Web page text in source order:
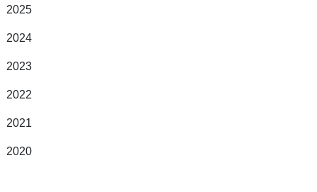
2025
2024
2023
2022
2021
2020